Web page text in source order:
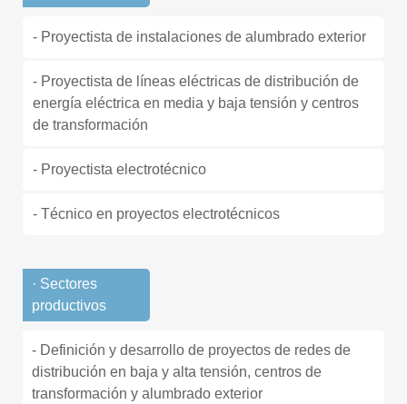
- Proyectista de instalaciones de alumbrado exterior
- Proyectista de líneas eléctricas de distribución de
energía eléctrica en media y baja tensión y centros
de transformación
- Proyectista electrotécnico
- Técnico en proyectos electrotécnicos
· Sectores
productivos
- Definición y desarrollo de proyectos de redes de
distribución en baja y alta tensión, centros de
transformación y alumbrado exterior